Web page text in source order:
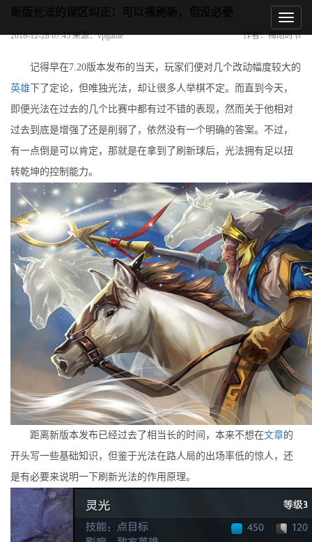
2018-12-28 07:45 来源：vpgame 作者：梅雨时节
记得早在7.20版本发布的当天，玩家们便对几个改动幅度较大的
英雄 下了定论，但唯独光法，却让很多人举棋不定。而直到今天，
即便光法在过去的几个比赛中都有过不错的表现，然而关于他相对
过去到底是增强了还是削弱了，依然没有一个明确的答案。不过，
有一点倒是可以肯定，那就是在拿到了刷新球后，光法拥有足以扭
转乾坤的控制能力。
距离新版本发布已经过去了相当长的时间，本来不想在文章的
开头写一些基础知识，但鉴于光法在路人局的出场率低的惊人，还
是有必要来说明一下刷新光法的作用原理。